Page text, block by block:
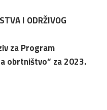
I ODRŽIVOG
za Program
obrtništvo“ za 2023.